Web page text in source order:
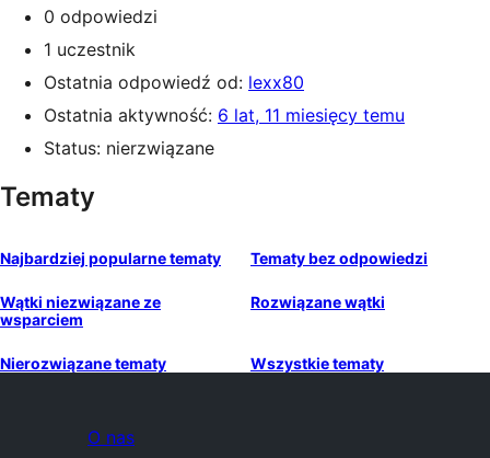
0 odpowiedzi
1 uczestnik
Ostatnia odpowiedź od: lexx80
Ostatnia aktywność: 6 lat, 11 miesięcy temu
Status: nierzwiązane
Tematy
Najbardziej popularne tematy Tematy bez odpowiedzi
Wątki niezwiązane ze
wsparciem
Rozwiązane wątki
Nierozwiązane tematy Wszystkie tematy
O nas